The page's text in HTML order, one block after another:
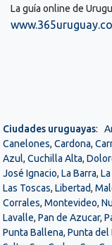
La guía online de
Ciudades uruguayas:
Canelones, Cardona,
Azul, Cuchilla Alta,
José Ignacio, La Barra,
Las Toscas, Libertad,
Corrales, Montevideo,
Lavalle, Pan de Azucar,
Punta Ballena, Punta del